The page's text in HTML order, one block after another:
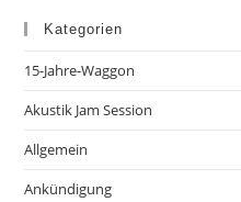
Kategorien
15-Jahre-Waggon
Akustik Jam Session
Allgemein
Ankündigung